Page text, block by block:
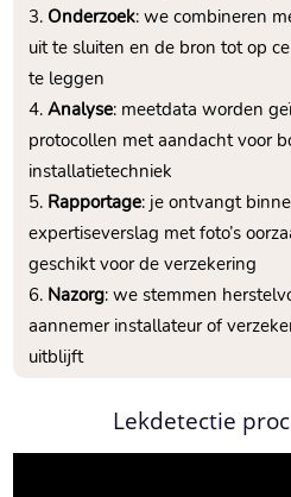
Onderzoek: we combineren
uit te sluiten en de bron tot op
te leggen
Analyse: meetdata worden
protocollen met aandacht voor
installatietechniek
Rapportage: je ontvangt
expertiseverslag met foto’s
geschikt voor de verzekering
Nazorg: we stemmen
aannemer installateur of
uitblijft
Lekdetectie